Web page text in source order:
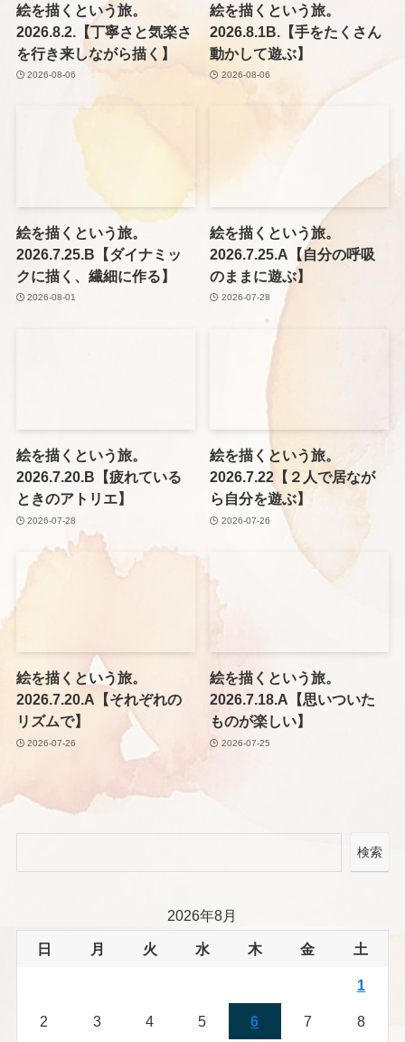
絵を描くという旅。
2026.8.2.【丁寧さと気楽さ
を行き来しながら描く】
2026-08-06
絵を描くという旅。
2026.8.1B.【手をたくさん
動かして遊ぶ】
2026-08-06
絵を描くという旅。
2026.7.25.B【ダイナミッ
クに描く、繊細に作る】
2026-08-01
絵を描くという旅。
2026.7.25.A【自分の呼吸
のままに遊ぶ】
2026-07-28
絵を描くという旅。
2026.7.20.B【疲れている
ときのアトリエ】
2026-07-28
絵を描くという旅。
2026.7.22【２人で居なが
ら自分を遊ぶ】
2026-07-26
絵を描くという旅。
2026.7.20.A【それぞれの
リズムで】
2026-07-26
絵を描くという旅。
2026.7.18.A【思いついた
ものが楽しい】
2026-07-25
検索
2026年8月
日 月 火 水 木 金 土
1
2 3 4 5 6 7 8